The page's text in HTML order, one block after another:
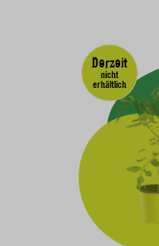
Derzeit
nicht
erhältlich